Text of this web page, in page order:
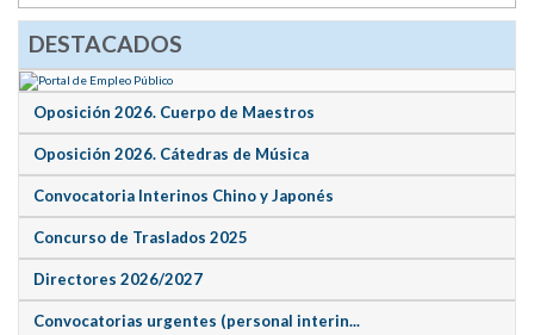
DESTACADOS
Oposición 2026. Cuerpo de Maestros
Oposición 2026. Cátedras de Música
Convocatoria Interinos Chino y Japonés
Concurso de Traslados 2025
Directores 2026/2027
Convocatorias urgentes (personal interin...